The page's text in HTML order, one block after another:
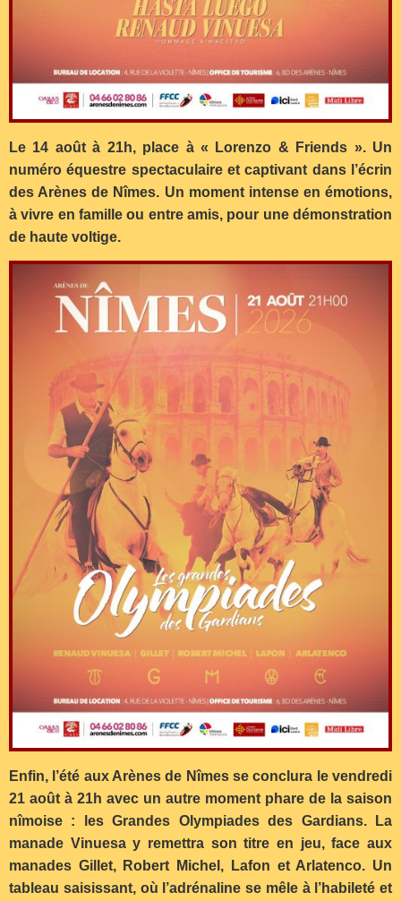
Le 14 août à 21h, place à « Lorenzo & Friends ». Un
numéro équestre spectaculaire et captivant dans l’écrin
des Arènes de Nîmes. Un moment intense en émotions,
à vivre en famille ou entre amis, pour une démonstration
de haute voltige.
Enfin, l’été aux Arènes de Nîmes se conclura le vendredi
21 août à 21h avec un autre moment phare de la saison
nîmoise : les Grandes Olympiades des Gardians. La
manade Vinuesa y remettra son titre en jeu, face aux
manades Gillet, Robert Michel, Lafon et Arlatenco. Un
tableau saisissant, où l’adrénaline se mêle à l’habileté et